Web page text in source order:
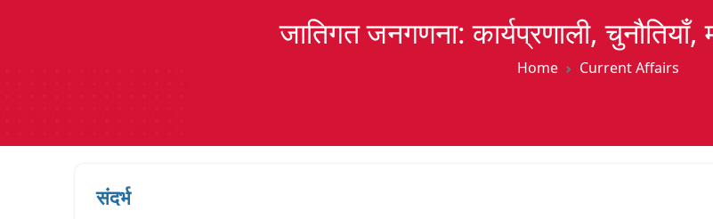
जातिगत जनगणना: कार्यप्रणाली, चुनौतियाँ,
Home Current Affairs
संदर्भ